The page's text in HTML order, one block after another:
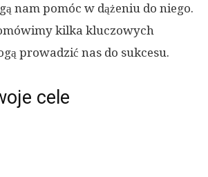
nam pomóc w dążeniu do niego.
kilka kluczowych
prowadzić nas do sukcesu.
cele